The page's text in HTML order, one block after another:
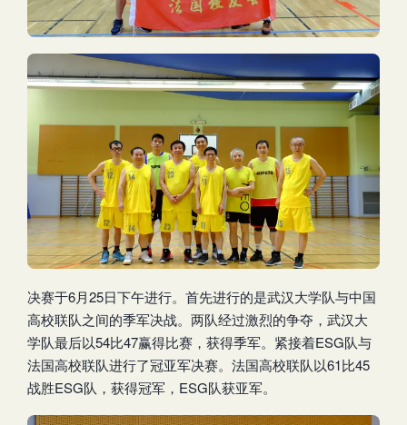
决赛于6月25日下午进行。首先进行的是武汉大学队与中国
高校联队之间的季军决战。两队经过激烈的争夺，武汉大
学队最后以54比47赢得比赛，获得季军。紧接着ESG队与
法国高校联队进行了冠亚军决赛。法国高校联队以61比45
战胜ESG队，获得冠军，ESG队获亚军。